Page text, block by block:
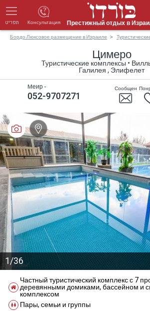
תפריט Престижный отдых в
Консультация
Бордо Люксовое размещение в Израиле
Цимеро
Туристические комплексы •
Галилея , Элифелет
Сообщение
052-9707271
Меир -
1/36
Частный туристический комплекс с 7
деревянными домиками, бассейном и
комплексом
Пары, семьи и группы